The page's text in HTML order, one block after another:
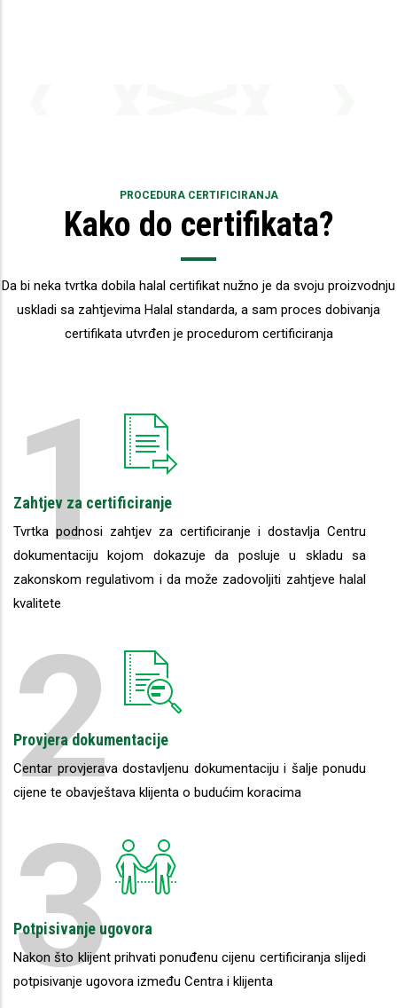
PROCEDURA CERTIFICIRANJA
Kako do certifikata?
Da bi neka tvrtka dobila halal certifikat nužno je da svoju proizvodnju
uskladi sa zahtjevima Halal standarda, a sam proces dobivanja
certifikata utvrđen je procedurom certificiranja
1
Zahtjev za certificiranje
Tvrtka podnosi zahtjev za certificiranje i dostavlja Centru
dokumentaciju kojom dokazuje da posluje u skladu sa
zakonskom regulativom i da može zadovoljiti zahtjeve halal
kvalitete
2
Provjera dokumentacije
Centar provjerava dostavljenu dokumentaciju i šalje ponudu
cijene te obavještava klijenta o budućim koracima
3
Potpisivanje ugovora
Nakon što klijent prihvati ponuđenu cijenu certificiranja slijedi
potpisivanje ugovora između Centra i klijenta